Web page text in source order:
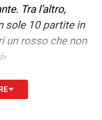
Tra l’altro,
sole 10 partite in
un rosso che non
»
di non farmi
visto sono già